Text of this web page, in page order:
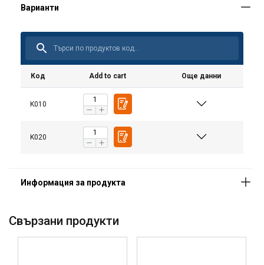
Код Add to cart Още данни
K010
K020
Стандарт:
Свързани продукти